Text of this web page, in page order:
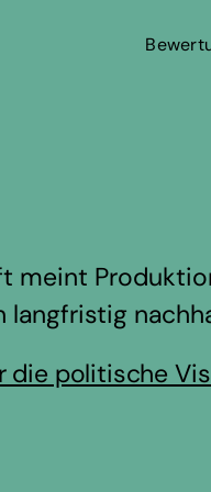
meint
langfristig
die politische